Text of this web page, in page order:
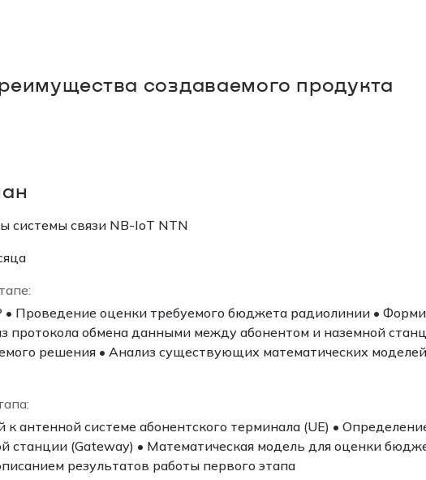
создаваемого продукта
системы связи NB-IoT NTN
• Проведение оценки требуемого бюджета радиолинии •
протокола обмена данными между абонентом и наземной
решения • Анализ существующих математических
антенной системе абонентского терминала (UE) •
станции (Gateway) • Математическая модель для оценки
результатов работы первого этапа